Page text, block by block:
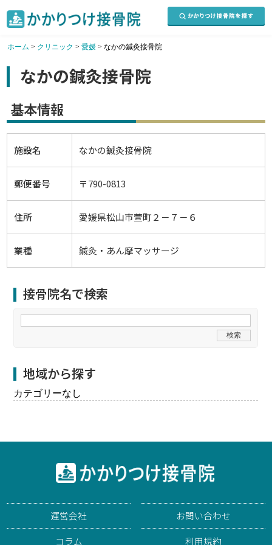
ホーム > クリニック > 愛媛> なかの鍼灸接骨院
なかの鍼灸接骨院
基本情報
施設名 なかの鍼灸接骨院
郵便番号 〒790-0813
住所 愛媛県松山市萱町２－７－６
業種 鍼灸・あん摩マッサージ
接骨院名で検索
地域から探す
カテゴリーなし
運営会社
コラム
お問い合わせ
利用規約